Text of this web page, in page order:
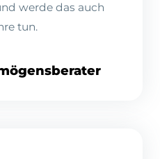
werde das auch
tun.